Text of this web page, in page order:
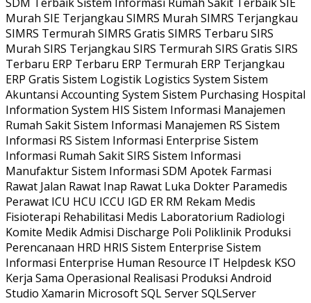
Murah SIE Terjangkau SIMRS Murah SIMRS Terjangkau
SIMRS Termurah SIMRS Gratis SIMRS Terbaru SIRS
Murah SIRS Terjangkau SIRS Termurah SIRS Gratis SIRS
Terbaru ERP Terbaru ERP Termurah ERP Terjangkau
ERP Gratis Sistem Logistik Logistics System Sistem
Akuntansi Accounting System Sistem Purchasing Hospital
Information System HIS Sistem Informasi Manajemen
Rumah Sakit Sistem Informasi Manajemen RS Sistem
Informasi RS Sistem Informasi Enterprise Sistem
Informasi Rumah Sakit SIRS Sistem Informasi
Manufaktur Sistem Informasi SDM Apotek Farmasi
Rawat Jalan Rawat Inap Rawat Luka Dokter Paramedis
Perawat ICU HCU ICCU IGD ER RM Rekam Medis
Fisioterapi Rehabilitasi Medis Laboratorium Radiologi
Komite Medik Admisi Discharge Poli Poliklinik Produksi
Perencanaan HRD HRIS Sistem Enterprise Sistem
Informasi Enterprise Human Resource IT Helpdesk KSO
Kerja Sama Operasional Realisasi Produksi Android
Studio Xamarin Microsoft SQL Server SQLServer